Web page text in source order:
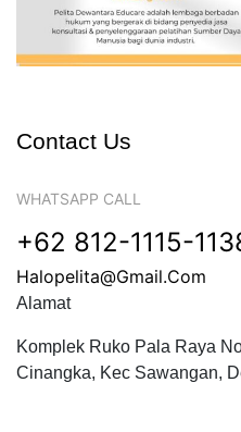
Contact Us
WHATSAPP CALL
+62 812-1115-
Halopelita@gmail.com
Alamat
Komplek Ruko Pala Raya
Cinangka, Kec Sawangan,